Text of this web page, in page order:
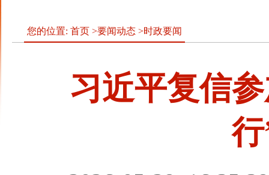
您的位置: 首页 >要闻动态 >时政要闻
习近平复信